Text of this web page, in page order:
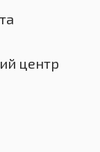
центр